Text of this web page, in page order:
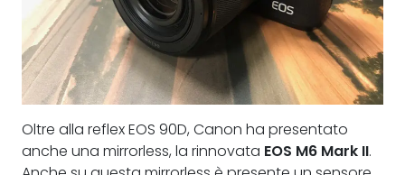
Oltre alla reflex EOS 90D, Canon ha presentato
anche una mirrorless, la rinnovata EOS M6 Mark II.